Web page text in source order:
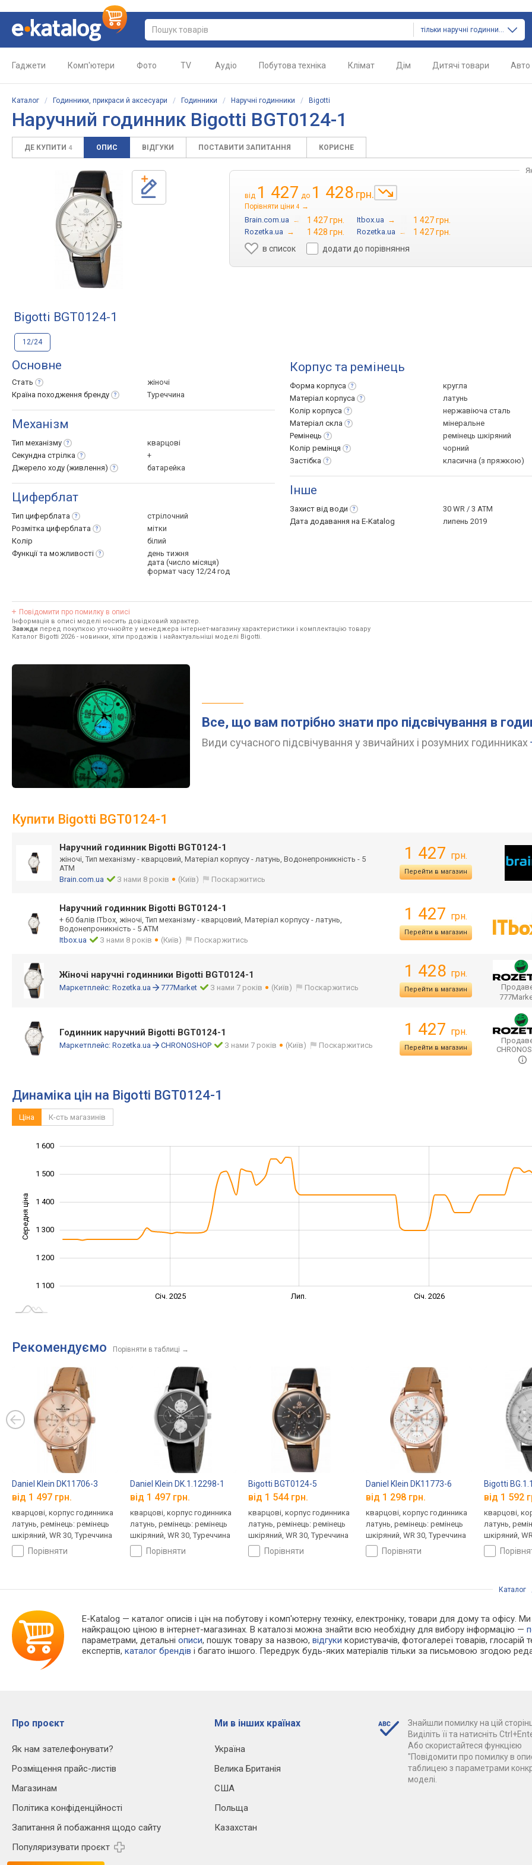
тільки наручні годинники
Гаджети Комп'ютери Фото TV Аудіо Побутова техніка Клімат Дім Дитячі товари Авто
Каталог / Годинники, прикраси й аксесуари / Годинники / Наручні годинники / Bigotti
Наручний годинник Bigotti BGT0124-1
ДЕ КУПИТИ 4 ОПИС ВІДГУКИ ПОСТАВИТИ ЗАПИТАННЯ КОРИСНЕ
від 1 427 до 1 428 грн.
Порівняти ціни 4 →
Brain.com.ua → 1 427 грн. Itbox.ua → 1 427 грн.
Rozetka.ua → 1 428 грн. Rozetka.ua →
1 427 грн.
в список
додати до порівняння
Bigotti BGT0124-1
12/24
Основне
Стать
жіночі
Країна походження бренду Туреччина
Механізм
Тип механізму
кварцові
Секундна стрілка
+
Джерело ходу (живлення) батарейка
Циферблат
Тип циферблата
стрілочний
Розмітка циферблата
мітки
Колір
білий
Функції та можливості
день тижня
дата (число місяця)
формат часу 12/24 год
Корпус та ремінець
Форма корпуса
кругла
Матеріал корпуса
латунь
Колір корпуса
нержавіюча сталь
Матеріал скла
мінеральне
Ремінець
ремінець шкіряний
Колір ремінця
чорний
Застібка
класична (з пряжкою)
Інше
Захист від води
30 WR / 3 ATM
Дата додавання на E-Katalog
липень 2019
Повідомити про помилку в описі
Інформація в описі моделі носить довідковий характер.
Завжди перед покупкою уточнюйте у менеджера інтернет-магазину характеристики і комплектацію товару
Каталог Bigotti 2026 - новинки, хіти продажів і найактуальніші моделі Bigotti.
Все, що вам потрібно знати про підсвічування в
Види сучасного підсвічування у звичайних і розумних годинниках
Купити Bigotti BGT0124-1
Наручний годинник Bigotti BGT0124-1
жіночі, Тип механізму - кварцовий, Матеріал корпусу - латунь, Водонепроникність - 5
ATM
Brain.com.ua
З нами 8 років (Київ) Поскаржитись
1 427 грн.
Перейти в магазин
Наручний годинник Bigotti BGT0124-1
+ 60 балів ITbox, жіночі, Тип механізму - кварцовий, Матеріал корпусу - латунь,
Водонепроникність - 5 ATM
Itbox.ua
З нами 8 років (Київ) Поскаржитись
1 427 грн.
Перейти в магазин
Жіночі наручні годинники Bigotti BGT0124-1
Маркетплейс: Rozetka.ua 777Market З нами 7 років (Київ) Поскаржитись
1 428 грн.
Перейти в магазин
Годинник наручний Bigotti BGT0124-1
Маркетплейс: Rozetka.ua CHRONOSHOP З нами 7 років (Київ) Поскаржитись
1 427 грн.
Перейти в магазин
Динаміка цін на Bigotti BGT0124-1
Ціна К-сть магазинів
Середня ціна
1 100
1 200
1 300
1 400
1 500
1 600
Січ. 2025 Лип. Січ. 2026
Рекомендуємо Порівняти в таблиці →
Daniel Klein DK11706-3
від 1 497 грн.
кварцові, корпус годинника
латунь, ремінець: ремінець
шкіряний, WR 30, Туреччина
порівняти
Daniel Klein DK.1.12298-1
від 1 497 грн.
кварцові, корпус годинника
латунь, ремінець: ремінець
шкіряний, WR 30, Туреччина
порівняти
Bigotti BGT0124-5
від 1 544 грн.
кварцові, корпус годинника
латунь, ремінець: ремінець
шкіряний, WR 30, Туреччина
порівняти
Daniel Klein DK11773-6
від 1 298 грн.
кварцові, корпус годинника
латунь, ремінець: ремінець
шкіряний, WR 30, Туреччина
порівняти
Bigotti
від 1 592
кварцові,
латунь,
шкіряний,
Каталог
E-Katalog — каталог описів і цін на побутову і комп'ютерну техніку, електроніку, товари для дому та офісу.
найкращою ціною в інтернет-магазинах. В каталозі можна знайти всю необхідну для вибору інформацію —
параметрами, детальніописи, пошук товару за назвою,відгуки користувачів, фотогалереї товарів, глосарій
експертів,каталог брендів і багато іншого. Передрук будь-яких матеріалів тільки за письмовою згодою
Про проєкт
Як нам зателефонувати?
Розміщення прайс-листів
Магазинам
Політика конфіденційності
Запитання й побажання щодо сайту
Популяризувати проєкт
Ми в інших країнах
Україна
Велика Британія
США
Польща
Казахстан
Знайшли помилку на цій
Виділіть її та натисніть
Або скористайтеся функцією
"Повідомити про помилку в
таблицею з параметрами
моделі.